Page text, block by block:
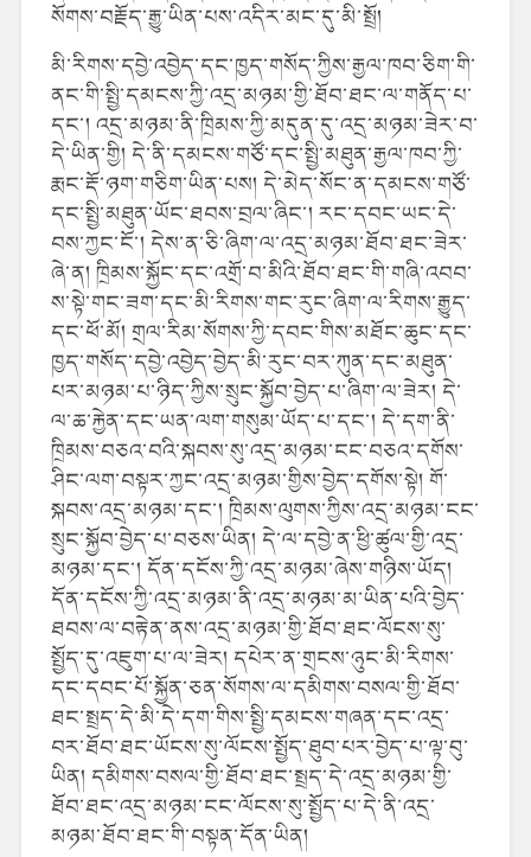
སོགས་བརྗོད་རྒྱུ་ཡིན་པས་འདིར་མང་དུ་མི་སྤྲོ།
མི་རིགས་དབྱེ་འབྱེད་དང་ཁྱད་གསོད་ཀྱིས་རྒྱལ་ཁབ་ཅིག་གི་
ནང་གི་སྤྱི་དམངས་ཀྱི་འདྲ་མཉམ་གྱི་ཐོབ་ཐང་ལ་གནོད་པ་
དང་། འདྲ་མཉམ་ནི་ཁྲིམས་ཀྱི་མདུན་དུ་འདྲ་མཉམ་ཟེར་བ་
དེ་ཡིན་གྱི། དེ་ནི་དམངས་གཙོ་དང་སྤྱི་མཐུན་རྒྱལ་ཁབ་ཀྱི་
རྨང་རྡོ་ཉག་གཅིག་ཡིན་པས། དེ་མེད་སོང་ན་དམངས་གཙོ་
དང་སྤྱི་མཐུན་ཡོང་ཐབས་བྲལ་ཞིང་། རང་དབང་ཡང་དེ་
བས་ཀྱང་ངོ་། དེས་ན་ཅི་ཞིག་ལ་འདྲ་མཉམ་ཐོབ་ཐང་ཟེར་
ཞེ་ན། ཁྲིམས་སྐྱོང་དང་འགྲོ་བ་མིའི་ཐོབ་ཐང་གི་གཞི་འབབ་
ས་སྟེ་གང་ཟག་དང་མི་རིགས་གང་རུང་ཞིག་ལ་རིགས་རྒྱུད་
དང་ཕོ་མོ། གྲལ་རིམ་སོགས་ཀྱི་དབང་གིས་མཐོང་ཆུང་དང་
ཁྱད་གསོད་དབྱེ་འབྱེད་བྱེད་མི་རུང་བར་ཀུན་དང་མཐུན་
པར་མཉམ་པ་ཉིད་ཀྱིས་སྲུང་སྐྱོབ་བྱེད་པ་ཞིག་ལ་ཟེར། དེ་
ལ་ཆ་རྐྱེན་དང་ཡན་ལག་གསུམ་ཡོད་པ་དང་། དེ་དག་ནི་
ཁྲིམས་བཅའ་བའི་སྐབས་སུ་འདྲ་མཉམ་ངང་བཅའ་དགོས་
ཤིང་ལག་བསྟར་ཀྱང་འདྲ་མཉམ་གྱིས་བྱེད་དགོས་སྟེ། གོ་
སྐབས་འདྲ་མཉམ་དང་། ཁྲིམས་ལུགས་ཀྱིས་འདྲ་མཉམ་ངང་
སྲུང་སྐྱོབ་བྱེད་པ་བཅས་ཡིན། དེ་ལ་དབྱེ་ན་ཕྱི་ཚུལ་གྱི་འདྲ་
མཉམ་དང་། དོན་དངོས་ཀྱི་འདྲ་མཉམ་ཞེས་གཉིས་ཡོད།
དོན་དངོས་ཀྱི་འདྲ་མཉམ་ནི་འདྲ་མཉམ་མ་ཡིན་པའི་བྱེད་
ཐབས་ལ་བརྟེན་ནས་འདྲ་མཉམ་གྱི་ཐོབ་ཐང་ལོངས་སུ་
སྤྱོད་དུ་འཇུག་པ་ལ་ཟེར། དཔེར་ན་གྲངས་ཉུང་མི་རིགས་
དང་དབང་པོ་སྐྱོན་ཅན་སོགས་ལ་དམིགས་བསལ་གྱི་ཐོབ་
ཐང་སྤྲད་དེ་མི་དེ་དག་གིས་སྤྱི་དམངས་གཞན་དང་འདྲ་
བར་ཐོབ་ཐང་ཡོངས་སུ་ལོངས་སྤྱོད་ཐུབ་པར་བྱེད་པ་ལྟ་བུ་
ཡིན། དམིགས་བསལ་གྱི་ཐོབ་ཐང་སྤྲད་དེ་འདྲ་མཉམ་གྱི་
ཐོབ་ཐང་འདྲ་མཉམ་ངང་ལོངས་སུ་སྤྱོད་པ་དེ་ནི་འདྲ་
མཉམ་ཐོབ་ཐང་གི་བསྟན་དོན་ཡིན།